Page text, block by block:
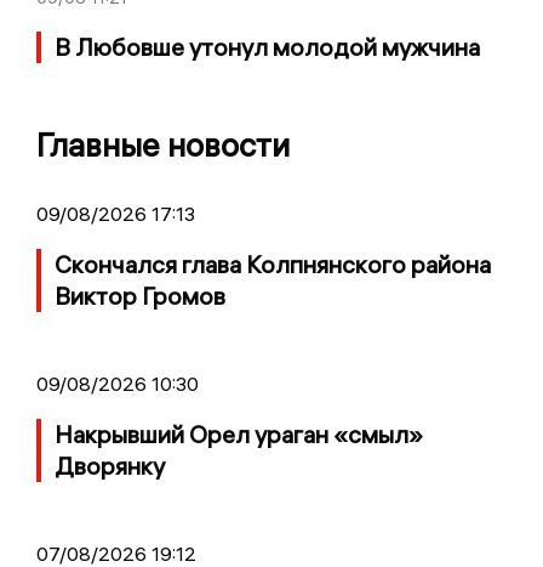
В Любовше утонул молодой мужчина
Главные новости
09/08/2026 17:13
Скончался глава Колпнянского района
Виктор Громов
09/08/2026 10:30
Накрывший Орел ураган «смыл»
Дворянку
07/08/2026 19:12